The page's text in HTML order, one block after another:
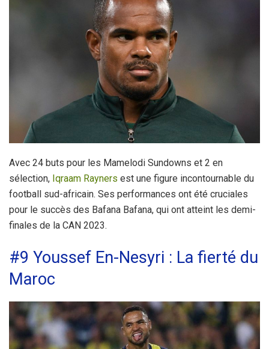
Avec 24 buts pour les Mamelodi Sundowns et 2 en
sélection, Iqraam Rayners est une figure incontournable du
football sud-africain. Ses performances ont été cruciales
pour le succès des Bafana Bafana, qui ont atteint les demi-
finales de la CAN 2023.
#9 Youssef En-Nesyri : La fierté du
Maroc